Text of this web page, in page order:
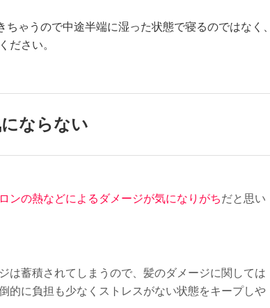
ゃうので中途半端に湿った状態で寝るのではなく、
ださい。
ならない
ンの熱などによるダメージが気になりがちだと思い
は蓄積されてしまうので、髪のダメージに関しては
的に負担も少なくストレスがない状態をキープしや